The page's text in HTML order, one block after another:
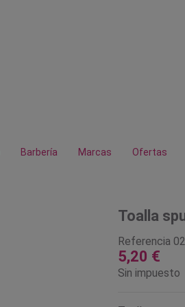
Barbería Marcas Ofertas
Toalla
Referencia
5,20 €
Sin impuesto